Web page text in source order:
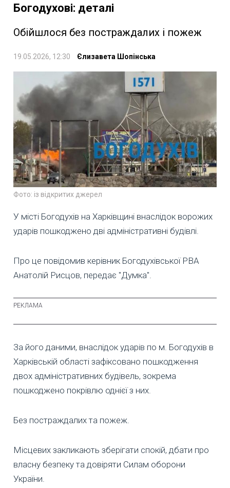
Богодухові: деталі
Обійшлося без постраждалих і пожеж
19.05.2026, 12:30 Єлизавета Шопінська
Фото: із відкритих джерел
У місті Богодухів на Харківщині внаслідок ворожих
ударів пошкоджено дві адміністративні будівлі.
Про це повідомив керівник Богодухівської РВА
Анатолій Рисцов, передає "Думка".
За його даними, внаслідок ударів по м. Богодухів в
Харківській області зафіксовано пошкодження
двох адміністративних будівель, зокрема
пошкоджено покрівлю однієї з них.
Без постраждалих та пожеж.
Місцевих закликають зберігати спокій, дбати про
власну безпеку та довіряти Силам оборони
України.